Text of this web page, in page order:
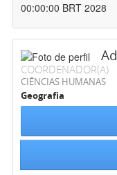
00:00:00 BRT 2028
COORDENADOR(A)
CIÊNCIAS HUMANAS
Geografia